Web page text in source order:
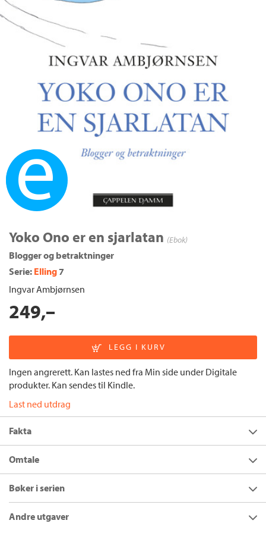
Ebok
Yoko Ono er en sjarlatan (Ebok)
Blogger og betraktninger
Serie: Elling7
Ingvar Ambjørnsen
249,–
Ingen angrerett. Kan lastes ned fra Min side under Digitale
produkter. Kan sendes til Kindle.
Last ned utdrag
Fakta
Forfatter:
Innbinding:
Utgivelsesår: 2020
Omtale
Frimann-Clausen, sitter Elling og blogger. «Hvorfor begynne å
blogge – nå?» spør han seg. «Fordi livet er kort, jeg er alt i ferd
med å bevege meg inn i støvets alder.»
Bøker i serien
Andre utgaver